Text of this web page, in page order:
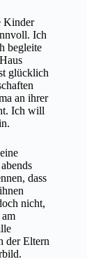
Kinder
Ich
begleite
glücklich
an ihrer
Ich will
dass
nicht,
der Eltern